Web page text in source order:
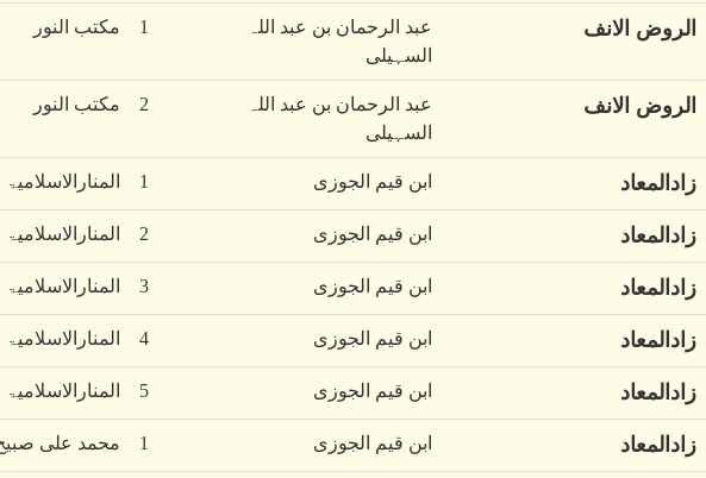
مکتب النور 1
عبد الرحمان بن عبد اللہ
السہیلی
الروض الانف
مکتب النور 2
عبد الرحمان بن عبد اللہ
السہیلی
الروض الانف
المنارالاسلامیۃ 1 ابن قیم الجوزی زادالمعاد
المنارالاسلامیۃ 2 ابن قیم الجوزی زادالمعاد
المنارالاسلامیۃ 3 ابن قیم الجوزی زادالمعاد
المنارالاسلامیۃ 4 ابن قیم الجوزی زادالمعاد
المنارالاسلامیۃ 5 ابن قیم الجوزی زادالمعاد
محمد علی صبیح 1 ابن قیم الجوزی زادالمعاد